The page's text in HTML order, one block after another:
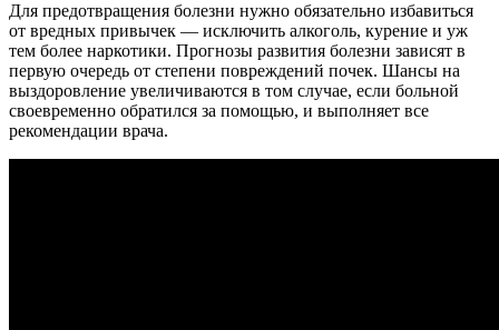
Для предотвращения болезни нужно обязательно избавиться
от вредных привычек — исключить алкоголь, курение и уж
тем более наркотики. Прогнозы развития болезни зависят в
первую очередь от степени повреждений почек. Шансы на
выздоровление увеличиваются в том случае, если больной
своевременно обратился за помощью, и выполняет все
рекомендации врача.